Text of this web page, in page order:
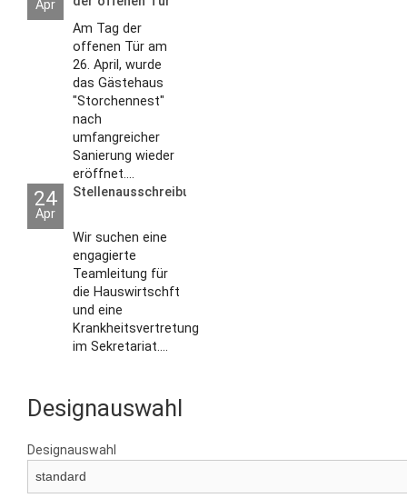
Apr
2026
Am Tag der
offenen Tür am
26. April, wurde
das Gästehaus
"Storchennest"
nach
umfangreicher
Sanierung wieder
eröffnet....
24
Apr
Stellenausschreibungen
Wir suchen eine
engagierte
Teamleitung für
die Hauswirtschft
und eine
Krankheitsvertretung
im Sekretariat....
Designauswahl
Designauswahl